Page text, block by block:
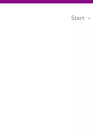
Start »